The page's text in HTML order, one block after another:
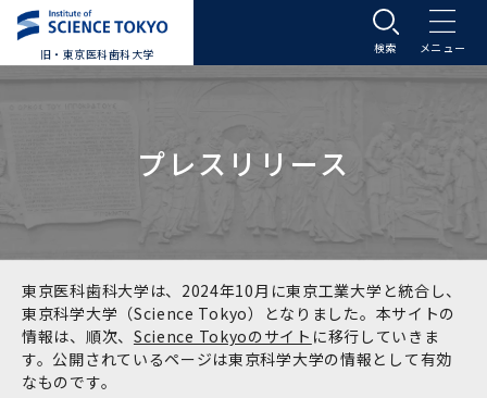
旧・東京医科歯科大学
大学案内トップ
学長メッセージ
基本理念・沿革
基本理念・沿革トップ
東京医科歯科大学の特色
入学案内トップ
大学案内
学部受験生向け「大学案内」（冊子）
学生生活
学生生活トップ
Science Tokyo SPRING (医歯学系)
教育研究組織等
教育研究組織等トップ
大学病院
プレスリリース
東京医科歯科大学は、2024年10月に東京工業大学と統合し、
東京科学大学（Science Tokyo）となりました。本サイトの
情報は、順次、 Science Tokyoのサイト に移行していきま
す。公開されているページは東京科学大学の情報として有効
なものです。